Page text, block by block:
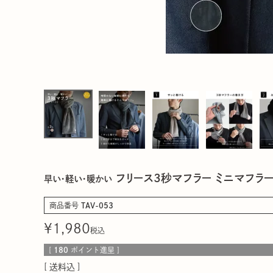
早い・軽い・暖かい フリース3秒マフラー ミニマフラー
商品番号 TAV-053
¥1,980税込
180 ポイント進呈 ]
送料込